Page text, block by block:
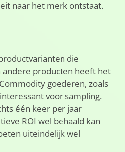
naar het merk ontstaat.
die
andere producten heeft het
goederen, zoals
voor sampling.
één keer per jaar
ROI wel behaald kan
uiteindelijk wel